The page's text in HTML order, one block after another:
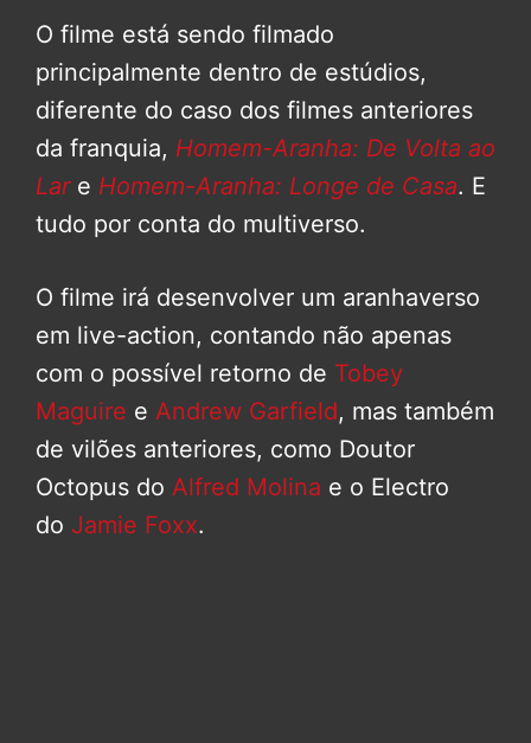
O filme está sendo filmado
principalmente dentro de estúdios,
diferente do caso dos filmes anteriores
da franquia, Homem-Aranha: De Volta ao
Lare Homem-Aranha: Longe de Casa. E
tudo por conta do multiverso.
O filme irá desenvolver um aranhaverso
em live-action, contando não apenas
com o possível retorno de Tobey
Maguire e Andrew Garfield, mas também
de vilões anteriores, como Doutor
Octopus do Alfred Molina e o Electro
do Jamie Foxx.